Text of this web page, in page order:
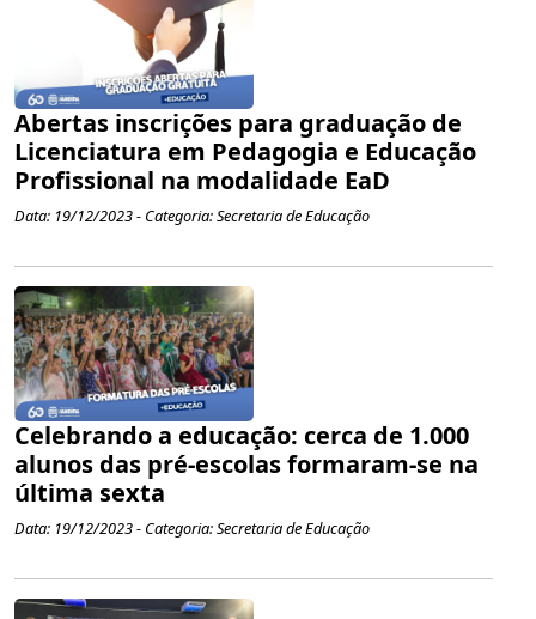
Abertas inscrições para graduação de
Licenciatura em Pedagogia e Educação
Profissional na modalidade EaD
Data: 19/12/2023 - Categoria: Secretaria de Educação
Celebrando a educação: cerca de 1.000
alunos das pré-escolas formaram-se na
última sexta
Data: 19/12/2023 - Categoria: Secretaria de Educação